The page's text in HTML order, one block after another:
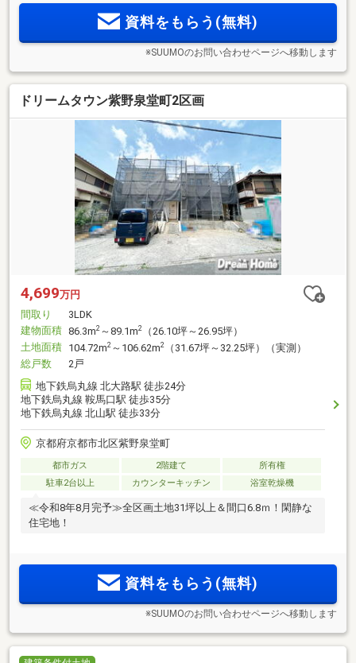
資料をもらう(無料)
※SUUMOのお問い合わせページへ移動します
ドリームタウン紫野泉堂町2区画
4,699万円
間取り
3LDK
建物面積 86.3m2 ～89.1m2
（26.10坪～26.95坪）
土地面積 104.72m2 ～106.62m2
（31.67坪～32.25坪）（実測）
総戸数
2戸
地下鉄烏丸線 北大路駅 徒歩24分
地下鉄烏丸線 鞍馬口駅 徒歩35分
地下鉄烏丸線 北山駅 徒歩33分
京都府京都市北区紫野泉堂町
都市ガス 2階建て
所有権
駐車2台以上
カウンターキッチン 浴室乾燥機
≪令和8年8月完予≫全区画土地31坪以上＆間口6.8ｍ！閑静な
住宅地！
資料をもらう(無料)
※SUUMOのお問い合わせページへ移動します